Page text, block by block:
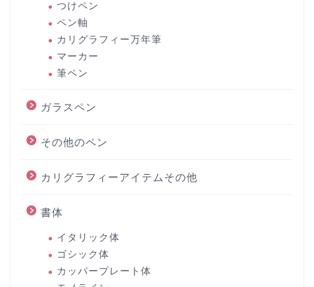
つけペン
ペン軸
カリグラフィー万年筆
マーカー
筆ペン
ガラスペン
その他のペン
カリグラフィーアイテムその他
書体
イタリック体
ゴシック体
カッパープレート体